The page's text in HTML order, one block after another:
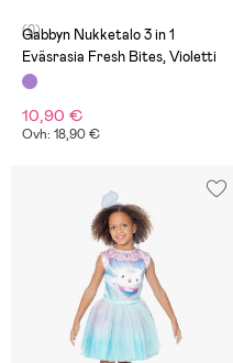
(0)
Gabbyn Nukketalo 3 in 1
Eväsrasia Fresh Bites, Violetti
10,90 €
Ovh: 18,90 €